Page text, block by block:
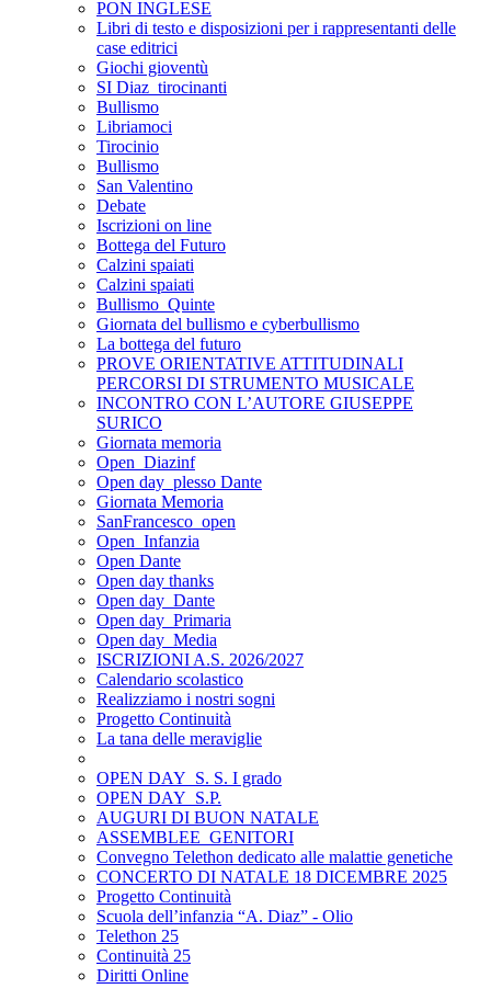
PON INGLESE
Libri di testo e disposizioni per i rappresentanti delle
case editrici
Giochi gioventù
SI Diaz_tirocinanti
Bullismo
Libriamoci
Tirocinio
Bullismo
San Valentino
Debate
Iscrizioni on line
Bottega del Futuro
Calzini spaiati
Calzini spaiati
Bullismo_Quinte
Giornata del bullismo e cyberbullismo
La bottega del futuro
PROVE ORIENTATIVE ATTITUDINALI
PERCORSI DI STRUMENTO MUSICALE
INCONTRO CON L’AUTORE GIUSEPPE
SURICO
Giornata memoria
Open_Diazinf
Open day_plesso Dante
Giornata Memoria
SanFrancesco_open
Open_Infanzia
Open Dante
Open day thanks
Open day_Dante
Open day_Primaria
Open day_Media
ISCRIZIONI A.S. 2026/2027
Calendario scolastico
Realizziamo i nostri sogni
Progetto Continuità
La tana delle meraviglie
OPEN DAY_S. S. I grado
OPEN DAY_S.P.
AUGURI DI BUON NATALE
ASSEMBLEE_GENITORI
Convegno Telethon dedicato alle malattie genetiche
CONCERTO DI NATALE 18 DICEMBRE 2025
Progetto Continuità
Scuola dell’infanzia “A. Diaz” - Olio
Telethon 25
Continuità 25
Diritti Online